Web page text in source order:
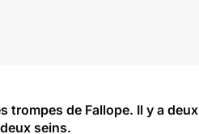
trompes de Fallope. Il y a deux
seins.